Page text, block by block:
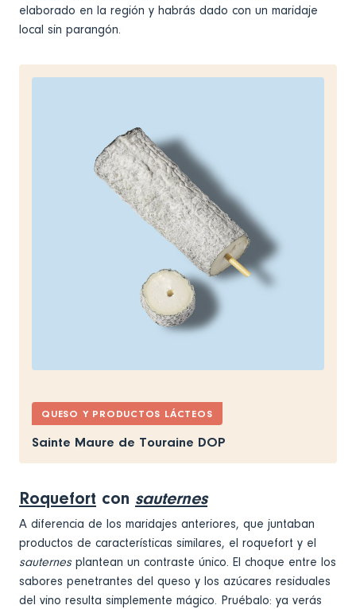
elaborado en la región y habrás dado con un maridaje
local sin parangón.
QUESO Y PRODUCTOS LÁCTEOS
Sainte Maure de Touraine DOP
Roquefort con sauternes
A diferencia de los maridajes anteriores, que juntaban
productos de características similares, el roquefort y el
sauternesplantean un contraste único. El choque entre los
sabores penetrantes del queso y los azúcares residuales
del vino resulta simplemente mágico. Pruébalo: ya verás